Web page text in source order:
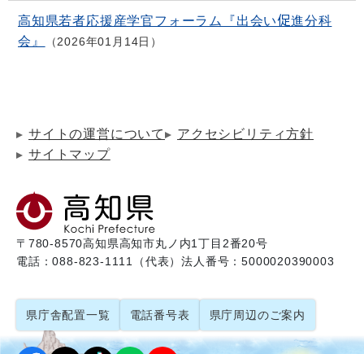
高知県若者応援産学官フォーラム『出会い促進分科
会』
2026年01月14日
サイトの運営について
アクセシビリティ方針
サイトマップ
〒780-8570高知県高知市丸ノ内1丁目2番20号
電話：088-823-1111（代表）法人番号：5000020390003
県庁舎配置一覧 電話番号表 県庁周辺のご案内